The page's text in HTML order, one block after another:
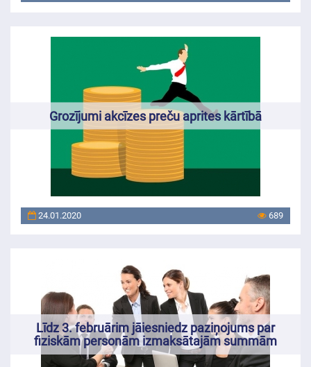
Grozījumi akcīzes preču aprites kārtībā
24.01.2020 689
Līdz 3. februārim jāiesniedz paziņojums par
fiziskām personām izmaksātajām summām